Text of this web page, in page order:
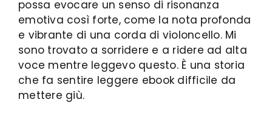
possa evocare un senso di risonanza
emotiva così forte, come la nota profonda
e vibrante di una corda di violoncello. Mi
sono trovato a sorridere e a ridere ad alta
voce mentre leggevo questo. È una storia
che fa sentire leggere ebook difficile da
mettere giù.